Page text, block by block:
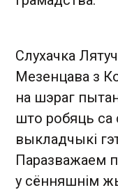
Слухачка
Мезенцава з
на шэраг
што робяць са
выкладчыкі
Паразважаем
у сённяшнім